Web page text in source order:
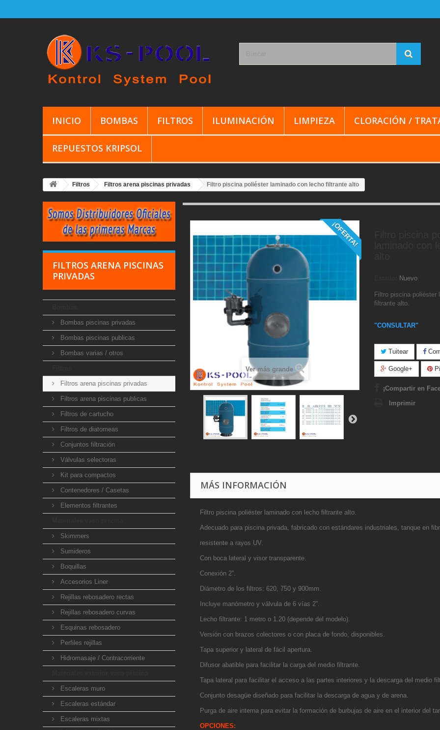
INICIO BOMBAS FILTROS ILUMINACIÓN LIMPIEZA CLORACIÓN /
REPUESTOS KRIPSOL
Filtros Filtros arena piscinas privadas Filtro piscina poliéster laminado con lecho filtrante alto
FILTROS ARENA PISCINAS
PRIVADAS
Bombas piscinas privadas
Bombas piscinas publicas
Bombas varias / otros
Filtros arena piscinas privadas
Filtros arena piscinas publicas
Filtros de cartucho
Filtros de diatomeas
Conjuntos filtración
Válvulas selectoras
Kit para compactos
Contenedores / Casetas
Elementos filtrantes
Skimmers
Sumideros
Boquillas
Accesorios Liner
Rejillas rebosadero rectas
Rejillas rebosadero curvas
Esquinas rebosadero
Perfiles rejillas
Hidromasaje / Contracorriente
Escaleras muro
Escaleras estándar
Escaleras mixtas
¡OFERTA!
Ver más grande
Nuevo
Filtro piscina poliéster
filtrante alto.
"CONSULTAR"
Tuitear
Google+
¡Compartir en
Imprimir
MÁS INFORMACIÓN
Filtro piscina poliéster laminado con lecho filtrante alto.
Adecuado para piscina privada, fabricado con estándares industriales, tanque en
resistente a rayos UV.
Con boca lateral y visor transparente.
Conexión 2”.
Diámetro de los filtros: 620, 750 y 900mm.
Incluye manómetro y válvula de 6 vías 2”.
Lecho filtrante: 1 metro o 1.20 (depende del modelo).
Versión con brazos colectores o con placa de fondo, disponibles.
Tapa superior y lateral de fácil apertura.
Difusor abatible para facilitar la carga del medio filtrante.
Tapa lateral para facilitar el acceso a las partes interiores y la descarga del medio
Conjunto desagüe diseñado para facilitar la descarga de agua y de arena.
Purga de aire interna para evitar la formación de burbujas de aire en el interior del
OPCIONES: